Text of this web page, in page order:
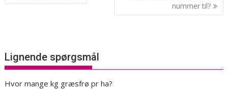
nummer til?
Lignende spørgsmål
Hvor mange kg græsfrø pr ha?